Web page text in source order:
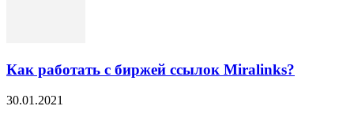
Как работать с биржей ссылок Miralinks?
30.01.2021